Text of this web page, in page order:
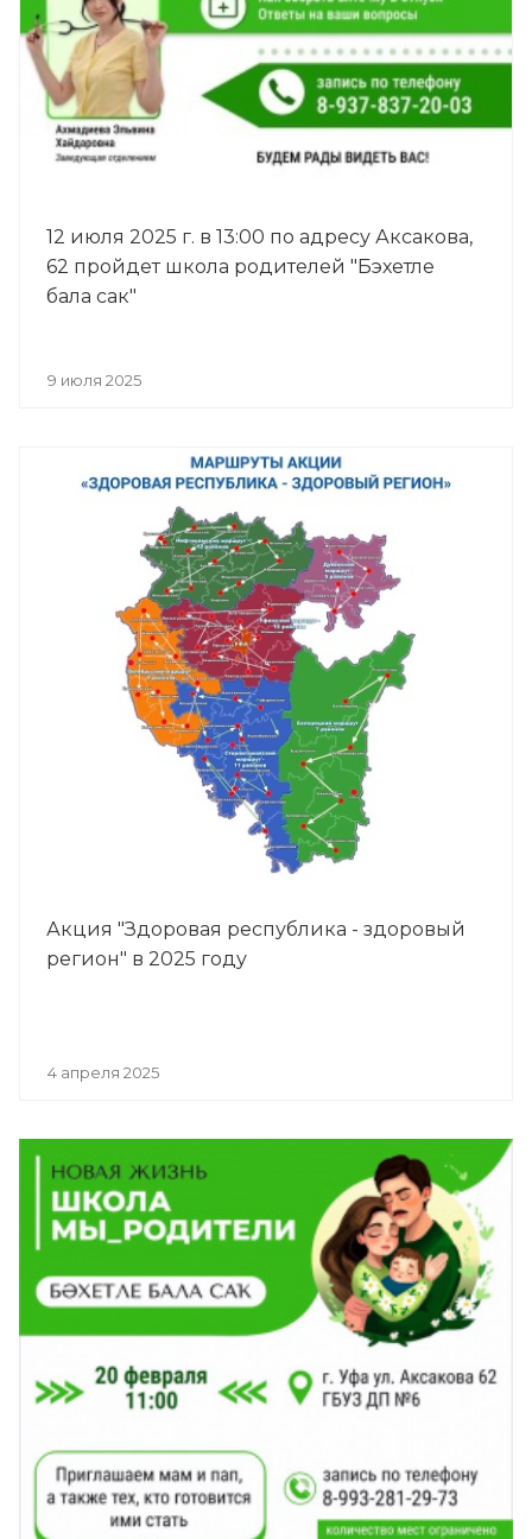
12 июля 2025 г. в 13:00 по адресу Аксакова,
62 пройдет школа родителей "Бэхетле
бала сак"
9 июля 2025
Акция "Здоровая республика - здоровый
регион" в 2025 году
4 апреля 2025